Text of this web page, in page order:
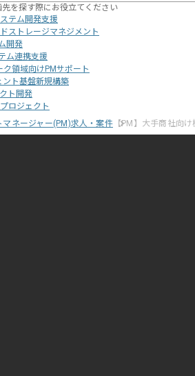
を探す際にお役立てください
テム開発支援
ストレージマネジメント
開発
ム連携支援
ク領域向けPMサポート
ント基盤新規構築
ト開発
ロジェクト
マネージャー(PM)求人・案件【PM】大手商社向